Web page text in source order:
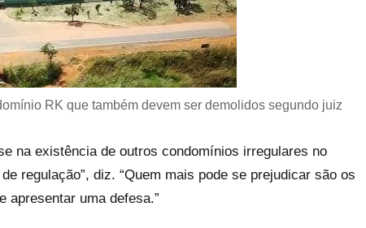
RK que também devem ser demolidos segundo juiz
na existência de outros condomínios irregulares no
regulação”, diz. “Quem mais pode se prejudicar são os
apresentar uma defesa.”